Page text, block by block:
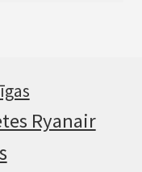
Ryanair